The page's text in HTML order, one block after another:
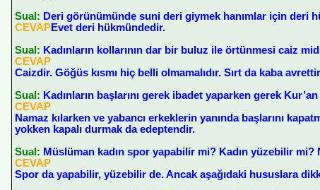
Sual: Deri görünümünde suni deri giymek hanımlar için deri
CEVAPEvet deri hükmündedir.
Sual: Kadınların kollarının dar bir buluz ile örtünmesi caiz
CEVAP
Caizdir. Göğüs kısmı hiç belli olmamalıdır. Sırt da kaba
Sual: Kadınların başlarını gerek ibadet yaparken gerek
CEVAP
Namaz kılarken ve yabancı erkeklerin yanında başlarını
yokken kapalı durmak da edeptendir.
Sual: Müslüman kadın spor yapabilir mi? Kadın yüzebilir mi?
CEVAP
Spor da yapabilir, yüzebilir de. Ancak aşağıdaki hususlara